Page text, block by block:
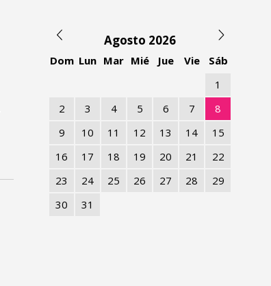
Agosto 2026
Dom Lun Mar Mié Jue Vie
Sáb
1
2
3 4 5 6 7
8
9
10 11 12 13 14
15
16
17 18 19 20 21
22
23
24 25 26 27 28
29
30
31